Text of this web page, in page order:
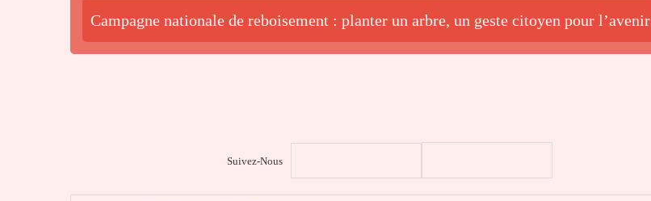
Campagne nationale de reboisement : planter un arbre, un geste citoyen pour l’avenir
Suivez-Nous